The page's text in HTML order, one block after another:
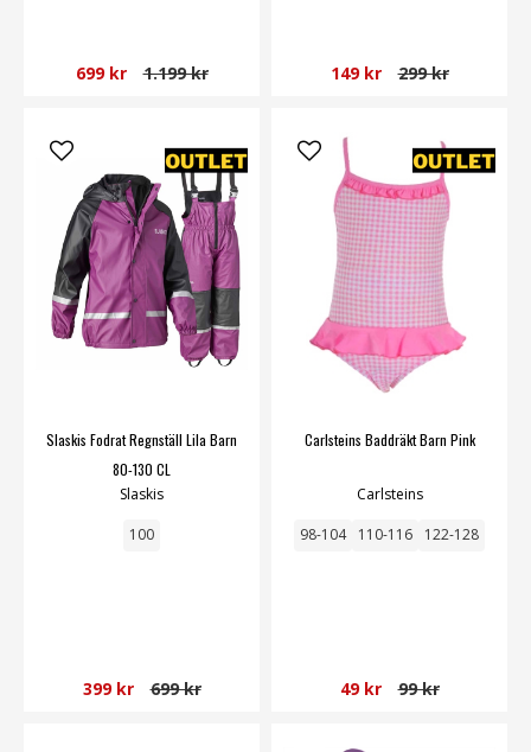
699 kr 1.199 kr 149 kr 299 kr
Slaskis Fodrat Regnställ Lila Barn
80-130 CL
Slaskis
100
399 kr 699 kr
Carlsteins Baddräkt Barn Pink
Carlsteins
98-104 110-116 122-128
49 kr 99 kr